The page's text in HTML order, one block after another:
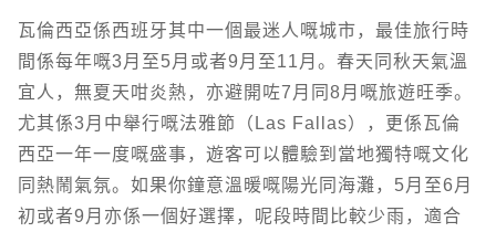
瓦倫西亞係西班牙其中一個最迷人嘅城市，最佳旅行時
間係每年嘅3月至5月或者9月至11月。春天同秋天氣溫
宜人，無夏天咁炎熱，亦避開咗7月同8月嘅旅遊旺季。
尤其係3月中舉行嘅法雅節（Las Fallas），更係瓦倫
西亞一年一度嘅盛事，遊客可以體驗到當地獨特嘅文化
同熱鬧氣氛。如果你鐘意溫暖嘅陽光同海灘，5月至6月
初或者9月亦係一個好選擇，呢段時間比較少雨，適合